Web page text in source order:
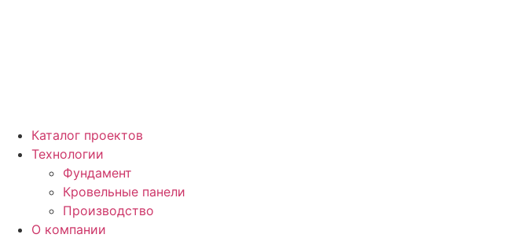
Каталог проектов
Технологии
Фундамент
Кровельные панели
Производство
О компании